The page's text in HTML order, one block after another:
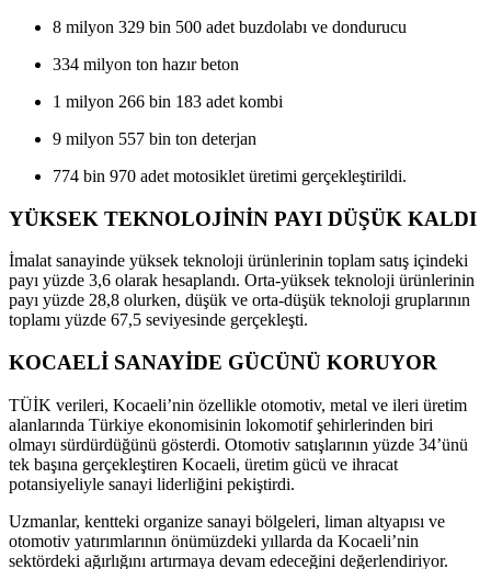
8 milyon 329 bin 500 adet buzdolabı ve dondurucu
334 milyon ton hazır beton
1 milyon 266 bin 183 adet kombi
9 milyon 557 bin ton deterjan
774 bin 970 adet motosiklet üretimi gerçekleştirildi.
YÜKSEK TEKNOLOJİNİN PAYI DÜŞÜK KALDI
İmalat sanayinde yüksek teknoloji ürünlerinin toplam satış içindeki
payı yüzde 3,6 olarak hesaplandı. Orta-yüksek teknoloji ürünlerinin
payı yüzde 28,8 olurken, düşük ve orta-düşük teknoloji gruplarının
toplamı yüzde 67,5 seviyesinde gerçekleşti.
KOCAELİ SANAYİDE GÜCÜNÜ KORUYOR
TÜİK verileri, Kocaeli’nin özellikle otomotiv, metal ve ileri üretim
alanlarında Türkiye ekonomisinin lokomotif şehirlerinden biri
olmayı sürdürdüğünü gösterdi. Otomotiv satışlarının yüzde 34’ünü
tek başına gerçekleştiren Kocaeli, üretim gücü ve ihracat
potansiyeliyle sanayi liderliğini pekiştirdi.
Uzmanlar, kentteki organize sanayi bölgeleri, liman altyapısı ve
otomotiv yatırımlarının önümüzdeki yıllarda da Kocaeli’nin
sektördeki ağırlığını artırmaya devam edeceğini değerlendiriyor.